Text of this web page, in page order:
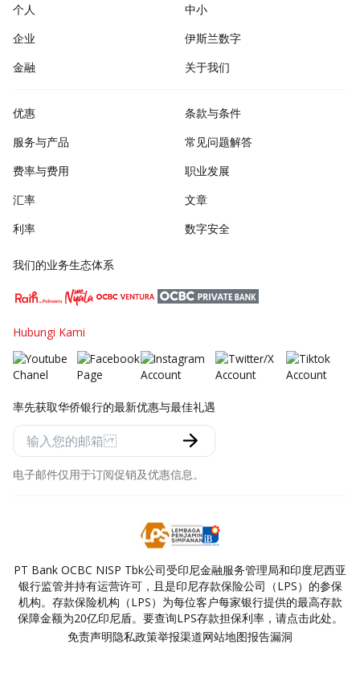
个人
中小
企业
伊斯兰数字
金融
关于我们
优惠
服务与产品
费率与费用
汇率
利率
条款与条件
常见问题解答
职业发展
文章
数字安全
我们的业务生态体系
Hubungi Kami
率先获取华侨银行的最新优惠与最佳礼遇
电子邮件仅用于订阅促销及优惠信息。
PT Bank OCBC NISP Tbk公司受印尼金融服务管理局和印度尼西亚
银行监管并持有运营许可，且是印尼存款保险公司（LPS）的参保
机构。存款保险机构（LPS）为每位客户每家银行提供的最高存款
保障金额为20亿印尼盾。要查询LPS存款担保利率，请点击此处。
免责声明隐私政策举报渠道网站地图报告漏洞